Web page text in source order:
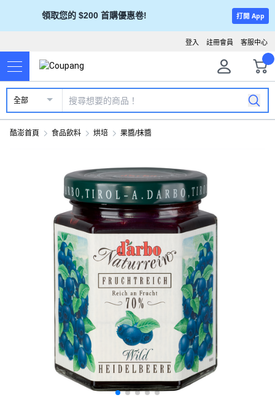
領取您的 $200 首購優惠卷! 打開 App
客服中心
註冊會員
登入
全部
酷澎首頁 食品飲料 烘培 果醬/抹醬